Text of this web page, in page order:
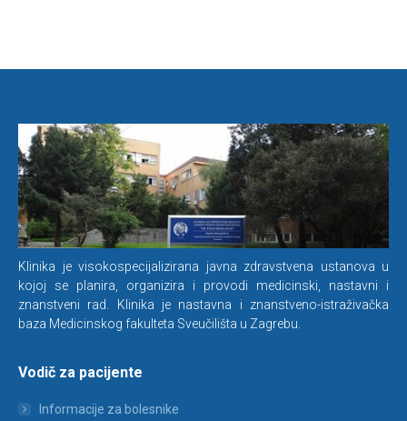
Klinika je visokospecijalizirana javna zdravstvena ustanova u
kojoj se planira, organizira i provodi medicinski, nastavni i
znanstveni rad. Klinika je nastavna i znanstveno-istraživačka
baza Medicinskog fakulteta Sveučilišta u Zagrebu.
Vodič za pacijente
Informacije za bolesnike